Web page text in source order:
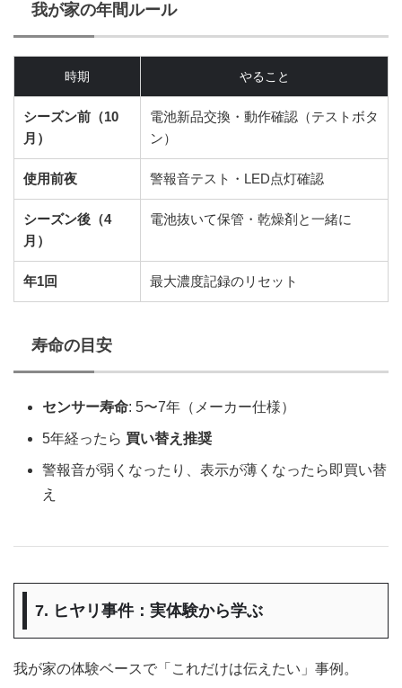
我が家の年間ルール
時期 やること
シーズン前（10
月）
電池新品交換・動作確認（テストボタ
ン）
使用前夜 警報音テスト・LED点灯確認
シーズン後（4
月）
電池抜いて保管・乾燥剤と一緒に
年1回 最大濃度記録のリセット
寿命の目安
センサー寿命: 5〜7年（メーカー仕様）
5年経ったら 買い替え推奨
警報音が弱くなったり、表示が薄くなったら即買い替
え
7. ヒヤリ事件：実体験から学ぶ
我が家の体験ベースで「これだけは伝えたい」事例。